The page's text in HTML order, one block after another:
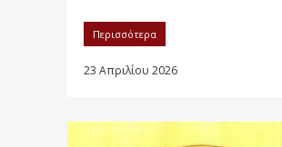
Περισσότερα
23 Απριλίου 2026